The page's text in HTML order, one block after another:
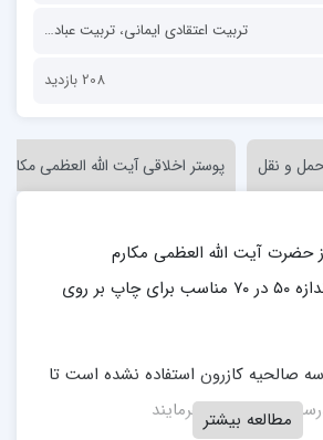
تربیت اعتقادی ایمانی، تربیت عبادی سلوکی
208 بازدید
و نقل پوستر اخلاقی آیت الله العظمی
حضرت آیت الله العظمی مکارم
شیرازی(مدظله) در اندازه ۵۰ در ۷۰ مناسب برای چاپ بر روی
صالحیه کازرون استفاده نشده است تا
خود استفاده بفرمایند
مطالعه بیشتر